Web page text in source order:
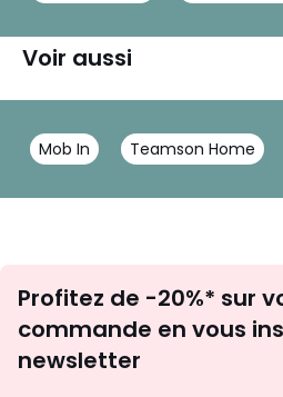
Voir aussi
Mob In Teamson Home
Profitez de -20%* sur
commande en vous
newsletter